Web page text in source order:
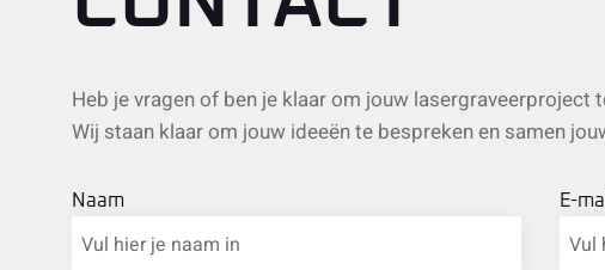
Heb je vragen of ben je klaar om jouw
Wij staan klaar om jouw ideeën te bespreken en samen
Naam E-